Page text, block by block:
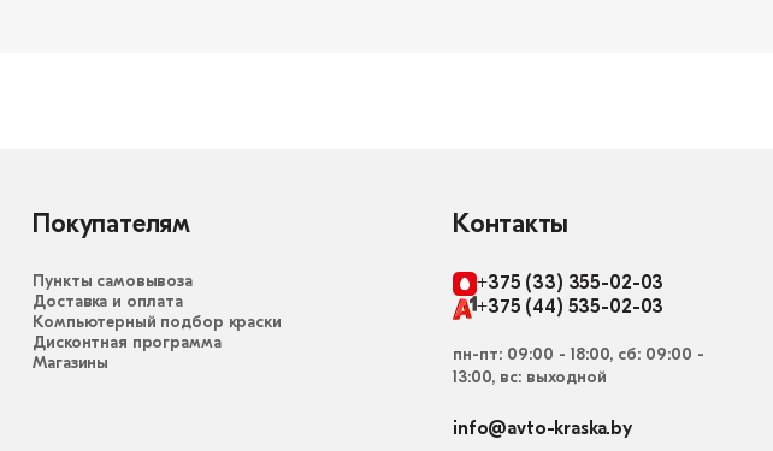
Покупателям
Пункты самовывоза
Доставка и оплата
Компьютерный подбор краски
Дисконтная программа
Магазины
Контакты
+375 (33) 355-02-03
+375 (44) 535-02-03
пн-пт: 09:00 - 18:00, сб: 09:00 -
13:00, вс: выходной
info@avto-kraska.by